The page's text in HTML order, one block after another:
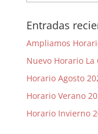
Entradas
Ampliamos
Nuevo Horario
Horario Agosto
Horario Verano
Horario Invierno